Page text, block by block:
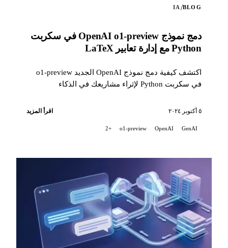
BLOG
/
IA
دمج نموذج OpenAI o1-preview في سكربت
Python مع إدارة تعابير LaTeX
اكتشف كيفية دمج نموذج OpenAI الجديد o1-preview
في سكربت Python لإثراء مشاريعك في الذكاء
٥ أكتوبر ٢٠٢٤ اقرأ المزيد
GenAI
OpenAI
o1-preview
+2